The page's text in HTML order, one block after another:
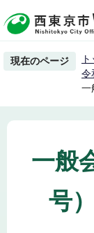
の
ー
の
先
現在のページ
令
一
一般
号